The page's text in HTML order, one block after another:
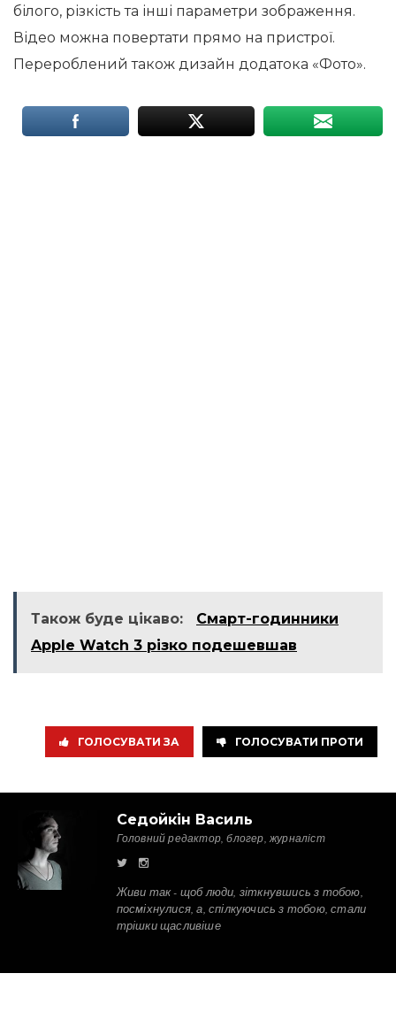
білого, різкість та інші параметри зображення.
Відео можна повертати прямо на пристрої.
Перероблений також дизайн додатока «Фото».
Також буде цікаво:
Смарт-годинники
Apple Watch 3 різко подешевшав
ГОЛОСУВАТИ ЗА ГОЛОСУВАТИ ПРОТИ
Седойкін Василь
Головний редактор, блогер, журналіст
Живи так - щоб люди, зіткнувшись з тобою,
посміхнулися, а, спілкуючись з тобою, стали
трішки щасливіше